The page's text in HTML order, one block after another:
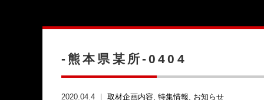
-熊本県某所-0404
2020.04.4 ｜ 取材企画内容 特集情報 お知らせ